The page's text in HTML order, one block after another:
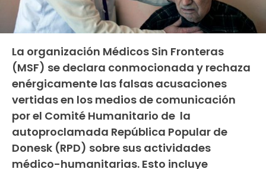
La organización Médicos Sin Fronteras
(MSF) se declara conmocionada y rechaza
enérgicamente las falsas acusaciones
vertidas en los medios de comunicación
por el Comité Humanitario de la
autoproclamada República Popular de
Donesk (RPD) sobre sus actividades
médico-humanitarias. Esto incluye